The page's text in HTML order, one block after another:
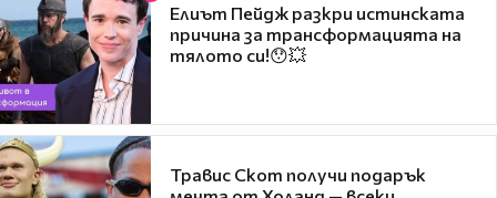
Елиът Пейдж разкри истинската
причина за трансформацията на
тялото си!😯💥
Травис Скот получи подарък